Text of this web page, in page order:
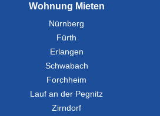
Wohnung Mieten
Nürnberg
Fürth
Erlangen
Schwabach
Forchheim
Lauf an der Pegnitz
Zirndorf